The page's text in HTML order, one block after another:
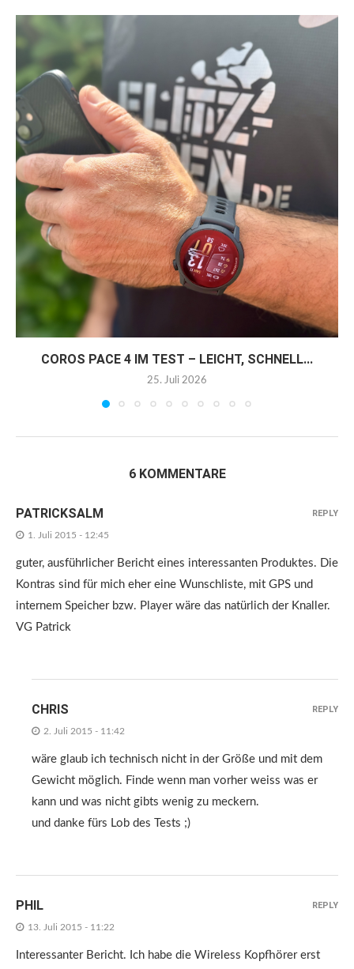
COROS PACE 4 IM TEST – LEICHT, SCHNELL...
25. Juli 2026
6 KOMMENTARE
PATRICKSALM
1. Juli 2015 - 12:45
guter, ausführlicher Bericht eines interessanten Produktes. Die
Kontras sind für mich eher eine Wunschliste, mit GPS und
internem Speicher bzw. Player wäre das natürlich der Knaller.
VG Patrick
REPLY
CHRIS
2. Juli 2015 - 11:42
wäre glaub ich technisch nicht in der Größe und mit dem
Gewicht möglich. Finde wenn man vorher weiss was er
kann und was nicht gibts wenig zu meckern.
und danke fürs Lob des Tests ;)
REPLY
PHIL
13. Juli 2015 - 11:22
Interessanter Bericht. Ich habe die Wireless Kopfhörer erst
REPLY